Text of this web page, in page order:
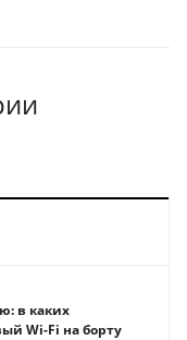
в каких
Wi-Fi на борту